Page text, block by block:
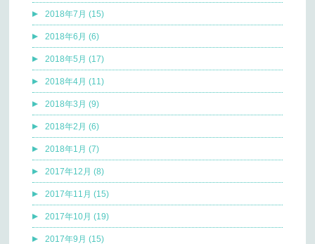
2018年7月 (15)
2018年6月 (6)
2018年5月 (17)
2018年4月 (11)
2018年3月 (9)
2018年2月 (6)
2018年1月 (7)
2017年12月 (8)
2017年11月 (15)
2017年10月 (19)
2017年9月 (15)